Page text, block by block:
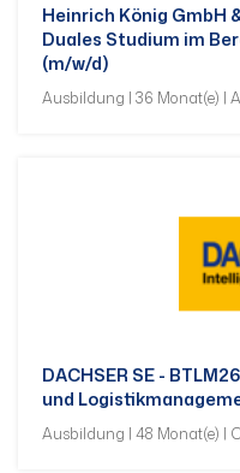
Heinrich König GmbH
Duales Studium im
(m/w/d)
Ausbildung | 36 Monat(e) |
DACHSER SE -
und
Ausbildung | 48 Monat(e) |